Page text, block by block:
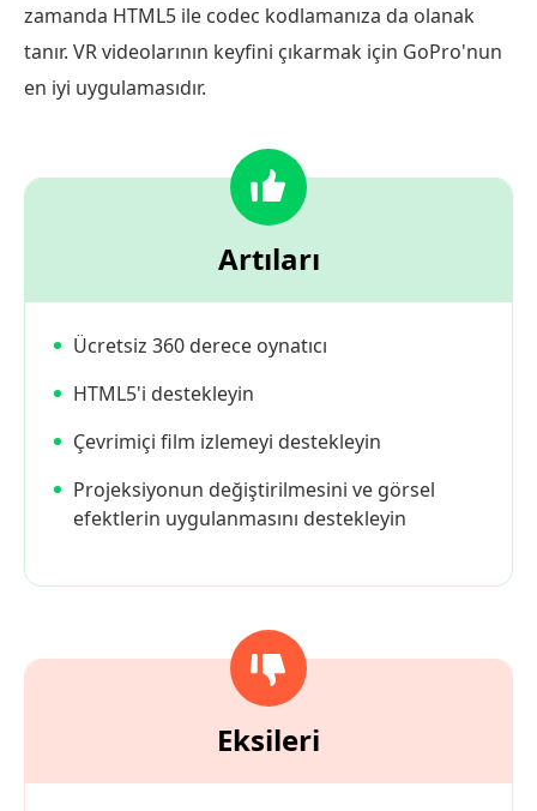
zamanda HTML5 ile codec kodlamanıza da olanak
tanır. VR videolarının keyfini çıkarmak için GoPro'nun
en iyi uygulamasıdır.
Artıları
Ücretsiz 360 derece oynatıcı
HTML5'i destekleyin
Çevrimiçi film izlemeyi destekleyin
Projeksiyonun değiştirilmesini ve görsel
efektlerin uygulanmasını destekleyin
Eksileri